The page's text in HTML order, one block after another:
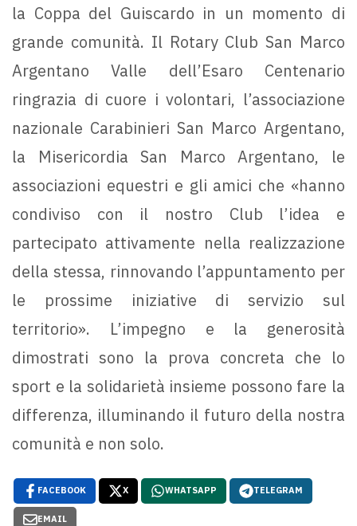
la Coppa del Guiscardo in un momento di
grande comunità. Il Rotary Club San Marco
Argentano Valle dell’Esaro Centenario
ringrazia di cuore i volontari, l’associazione
nazionale Carabinieri San Marco Argentano,
la Misericordia San Marco Argentano, le
associazioni equestri e gli amici che «hanno
condiviso con il nostro Club l’idea e
partecipato attivamente nella realizzazione
della stessa, rinnovando l’appuntamento per
le prossime iniziative di servizio sul
territorio». L’impegno e la generosità
dimostrati sono la prova concreta che lo
sport e la solidarietà insieme possono fare la
differenza, illuminando il futuro della nostra
comunità e non solo.
FACEBOOK X WHATSAPP TELEGRAM
EMAIL